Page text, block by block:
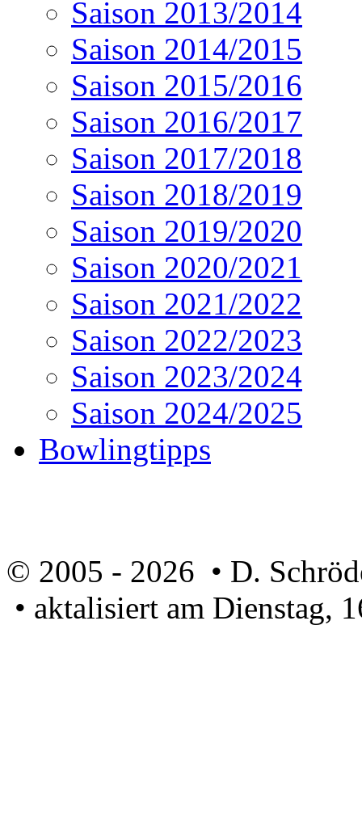
Saison 2013/2014
Saison 2014/2015
Saison 2015/2016
Saison 2016/2017
Saison 2017/2018
Saison 2018/2019
Saison 2019/2020
Saison 2020/2021
Saison 2021/2022
Saison 2022/2023
Saison 2023/2024
Saison 2024/2025
Bowlingtipps
© 2005 - 2026 • D.
• aktalisiert am Dienstag,